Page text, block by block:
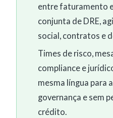
entre faturamento
conjunta de DRE,
social, contratos e
Times de risco,
compliance e
mesma língua para
governança e sem
crédito.